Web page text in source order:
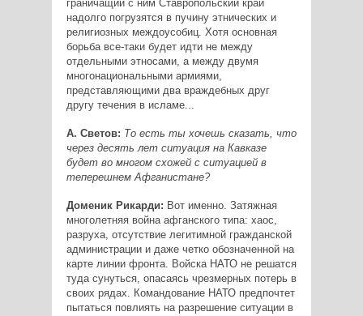
граничащий с ним Ставропольский край
надолго погрузятся в пучину этнических и
религиозных междоусобиц. Хотя основная
борьба все-таки будет идти не между
отдельными этносами, а между двумя
многонациональными армиями,
представляющими два враждебных друг
другу течения в исламе...
А. Светов: То есть ты хочешь сказать, что
через десять лет ситуация на Кавказе
будет во многом схожей с ситуацией в
теперешнем Афганистане?
Доменик Рикарди: Вот именно. Затяжная
многолетняя война афганского типа: хаос,
разруха, отсутствие легитимной гражданской
администрации и даже четко обозначенной на
карте линии фронта. Войска НАТО не решатся
туда сунуться, опасаясь чрезмерных потерь в
своих рядах. Командование НАТО предпочтет
пытаться повлиять на разрешение ситуации в